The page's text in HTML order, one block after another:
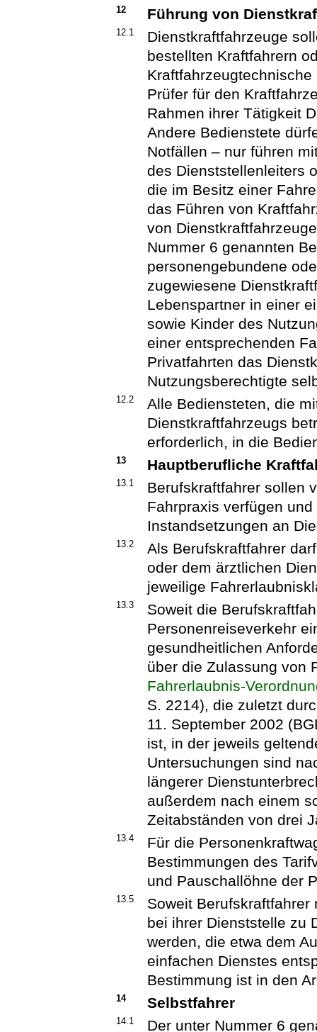
12 Führung von
12.1
Dienstkraftfahrzeuge
bestellten Kraftfahrern
Prüfer für den
Rahmen ihrer Tätigkeit
Andere Bedienstete
Notfällen – nur führen
des Dienststellenleiters
die im Besitz einer
das Führen von
von
Nummer 6 genannten
personengebundene
zugewiesene
Lebenspartner in einer
sowie Kinder des
einer entsprechenden
Privatfahrten das
Nutzungsberechtigte
12.2
Alle Bediensteten, die
Dienstkraftfahrzeugs
erforderlich, in die
13 Hauptberufliche
13.1
Berufskraftfahrer sollen
Fahrpraxis verfügen
Instandsetzungen an
13.2
Als Berufskraftfahrer
oder dem ärztlichen
jeweilige
13.3
Soweit die
Personenreiseverkehr
gesundheitlichen
über die Zulassung von
Fahrerlaubnis-
S. 2214), die zuletzt
11. September 2002
ist, in der jeweils
Untersuchungen sind
längerer
außerdem nach einem
Zeitabständen von drei
13.4
Für die
Bestimmungen des
und Pauschallöhne der
13.5
Soweit
bei ihrer Dienststelle zu
werden, die etwa dem
einfachen Dienstes
Bestimmung ist in den
14 Selbstfahrer
14.1
Der unter Nummer 6